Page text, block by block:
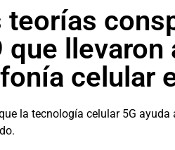
llevaron
celular
la tecnología celular 5G